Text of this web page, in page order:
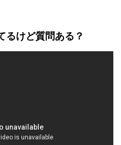
るけど質問ある？